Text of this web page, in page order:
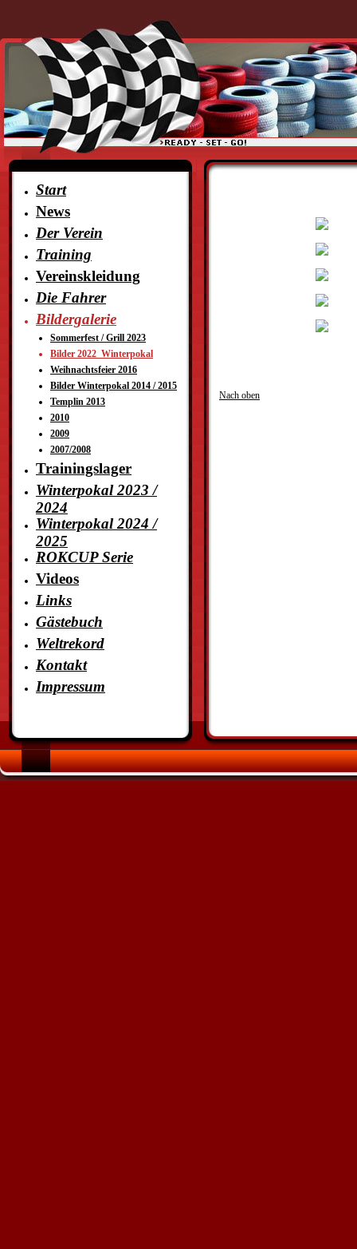
Start
News
Der Verein
Training
Vereinskleidung
Die Fahrer
Bildergalerie
Sommerfest / Grill 2023
Bilder 2022_Winterpokal
Weihnachtsfeier 2016
Bilder Winterpokal 2014 / 2015
Templin 2013
2010
2009
2007/2008
Trainingslager
Winterpokal 2023 /
2024
Winterpokal 2024 /
2025
ROKCUP Serie
Videos
Links
Gästebuch
Weltrekord
Kontakt
Impressum
Nach oben